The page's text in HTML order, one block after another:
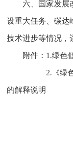
六、国家发展改
设重大任务、碳达
技术进步等情况，
附件：1.绿色低
2.《绿色低碳
的解释说明